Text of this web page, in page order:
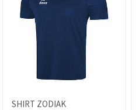
SHIRT ZODIAK